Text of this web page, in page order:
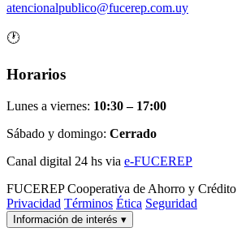
atencionalpublico@fucerep.com.uy
🕐
Horarios
Lunes a viernes: 10:30 – 17:00
Sábado y domingo: Cerrado
Canal digital 24 hs via e-FUCEREP
FUCEREP Cooperativa de Ahorro y Crédito
Privacidad Términos Ética Seguridad
Información de interés ▾